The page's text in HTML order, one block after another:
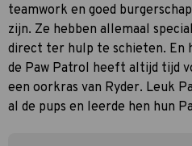
teamwork en goed
zijn. Ze hebben allemaal
direct ter hulp te schieten. En
de Paw Patrol heeft altijd tijd
een oorkras van Ryder. Leuk
al de pups en leerde hen hun